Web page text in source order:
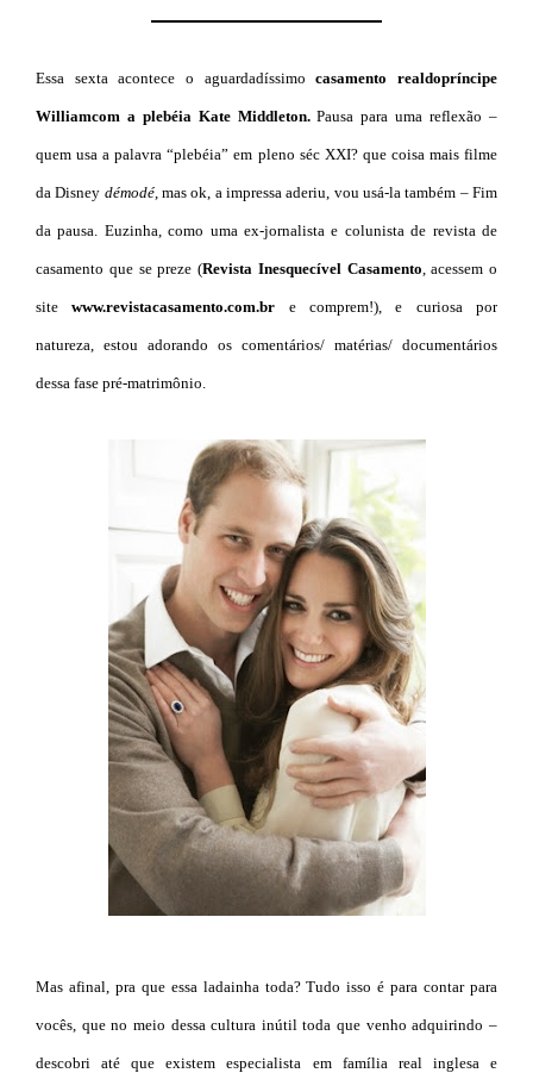
Essa sexta acontece o aguardadíssimocasamento realdopríncipe
Williamcom a plebéia KateMiddleton.Pausa para uma reflexão –
quem usa a palavra “plebéia” em pleno séc XXI? que coisa mais filme
da Disney démodé, mas ok, a impressa aderiu, vou usá-la também – Fim
da pausa. Euzinha, como uma ex-jornalista e colunista de revista de
casamento que se preze (Revista Inesquecível Casamento , acessem o
sitewww.revistacasamento.com.br e comprem!), e curiosa por
natureza, estou adorando os comentários/ matérias/ documentários
dessa fase pré-matrimônio.
Mas afinal, pra que essa ladainha toda? Tudo isso é para contar para
vocês, que no meio dessa cultura inútil toda que venho adquirindo –
descobri até que existem especialista em família real inglesa e